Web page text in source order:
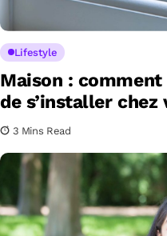
Lifestyle
Maison :
de s’installer chez
3 Mins Read